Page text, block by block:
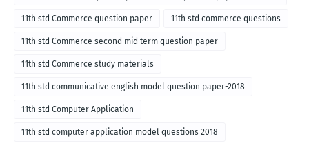
11th std Commerce question paper 11th std commerce questions
11th std Commerce second mid term question paper
11th std Commerce study materials
11th std communicative english model question paper-2018
11th std Computer Application
11th std computer application model questions 2018